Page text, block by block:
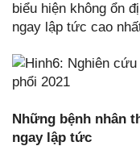
biểu hiện không ổn
ngay lập tức cao
Những bệnh nhân
ngay lập tức